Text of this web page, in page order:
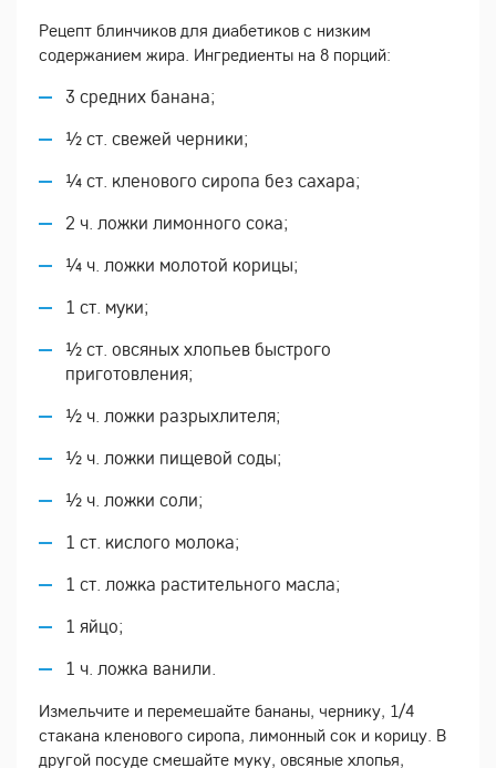
Рецепт блинчиков для диабетиков с низким
содержанием жира. Ингредиенты на 8 порций:
3 средних банана;
½ ст. свежей черники;
¼ ст. кленового сиропа без сахара;
2 ч. ложки лимонного сока;
¼ ч. ложки молотой корицы;
1 ст. муки;
½ ст. овсяных хлопьев быстрого
приготовления;
½ ч. ложки разрыхлителя;
½ ч. ложки пищевой соды;
½ ч. ложки соли;
1 ст. кислого молока;
1 ст. ложка растительного масла;
1 яйцо;
1 ч. ложка ванили.
Измельчите и перемешайте бананы, чернику, 1/4
стакана кленового сиропа, лимонный сок и корицу. В
другой посуде смешайте муку, овсяные хлопья,